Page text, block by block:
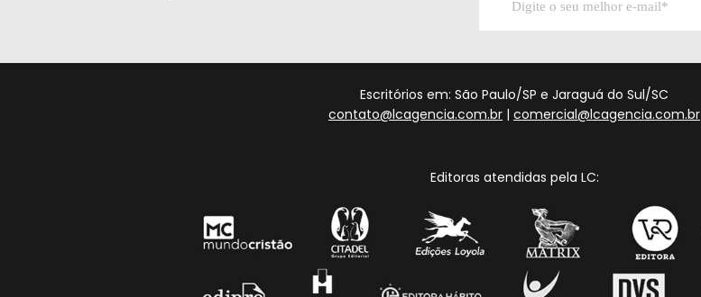
Escritórios em: São Paulo/SP e Jaraguá do Sul/SC
contato@lcagencia.com.br | comercial@lcagencia.com.br
Editoras atendidas pela LC: